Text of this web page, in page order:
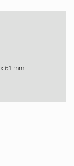
61 mm